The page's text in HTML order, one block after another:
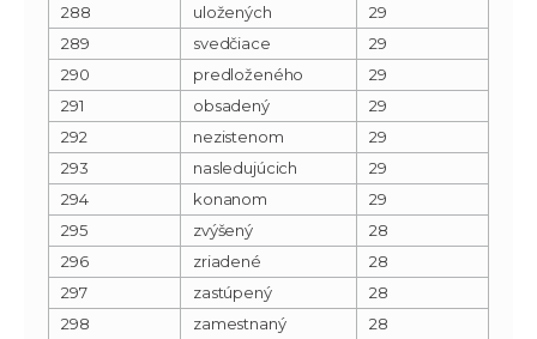
288
uložených
29
289
svedčiace
29
290
predloženého
29
291
obsadený
29
292
nezistenom
29
293
nasledujúcich
29
294
konanom
29
295
zvýšený
28
296
zriadené
28
297
zastúpený
28
298
zamestnaný 28